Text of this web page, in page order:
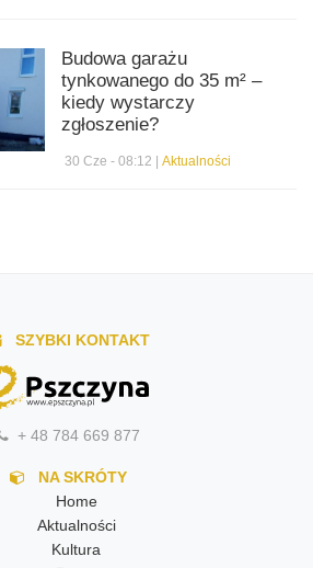
Budowa garażu
tynkowanego do 35 m² –
kiedy wystarczy
zgłoszenie?
30 Cze - 08:12 |Aktualności
SZYBKI KONTAKT
+ 48 784 669 877
NA SKRÓTY
Home
Aktualności
Kultura